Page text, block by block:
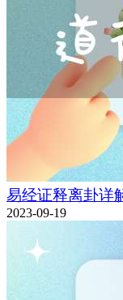
易经证释离卦详
2023-09-19